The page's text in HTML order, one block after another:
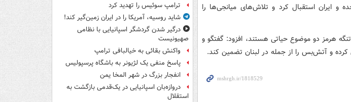
و ایران استقبال کرد و تلاش‌های میانجی‌ها را
هرمز دو موضوع حیاتی هستند، افزود: گفتگو و
کرده و آتش‌بس را از جمله در لبنان تضمین کند.
ترامپ سوئیس را تهدید کرد
شاید روسیه، آمریکا را در ایران زمین‌گیر کند!
درگیر شدن گردشگر اسپانیایی با نظامی
صهیونیست
واکنش بقائی به خیالبافی ترامپ
پاسخ منفی یک لژیونر به باشگاه پرسپولیس
انفجار بزرگ در شهر المخا یمن
دروازه‌بان اسپانیایی در یک‌قدمی بازگشت به
استقلال